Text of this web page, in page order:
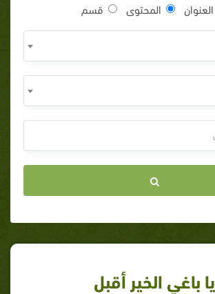
العنوان المحتوى قسم
يا باغي الخير أقبل